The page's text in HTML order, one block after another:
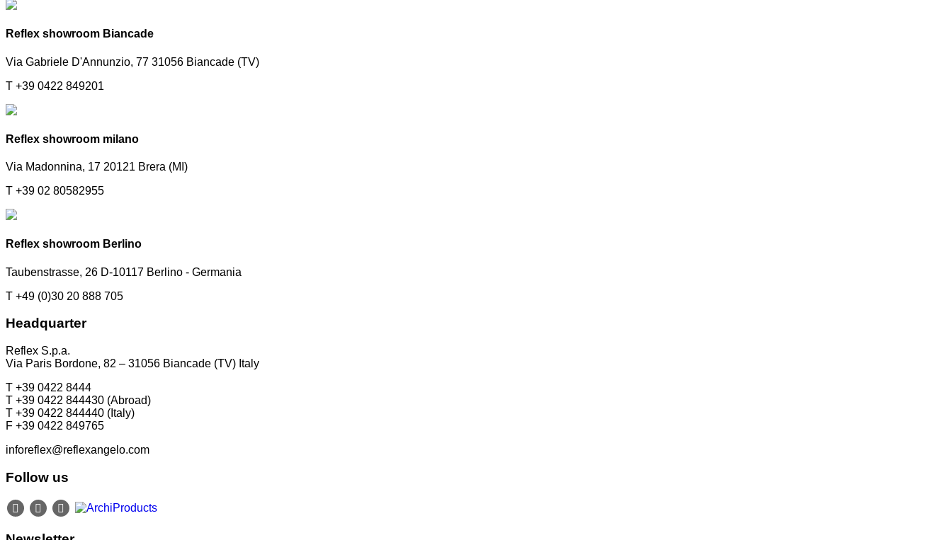
Reflex showroom Biancade
Via Gabriele D'Annunzio, 77 31056 Biancade (TV)
T +39 0422 849201
Reflex showroom milano
Via Madonnina, 17 20121 Brera (MI)
T +39 02 80582955
Reflex showroom Berlino
Taubenstrasse, 26 D-10117 Berlino - Germania
T +49 (0)30 20 888 705
Headquarter
Reflex S.p.a.
Via Paris Bordone, 82 – 31056 Biancade (TV) Italy
T +39 0422 8444
T +39 0422 844430 (Abroad)
T +39 0422 844440 (Italy)
F +39 0422 849765
inforeflex@reflexangelo.com
Follow us